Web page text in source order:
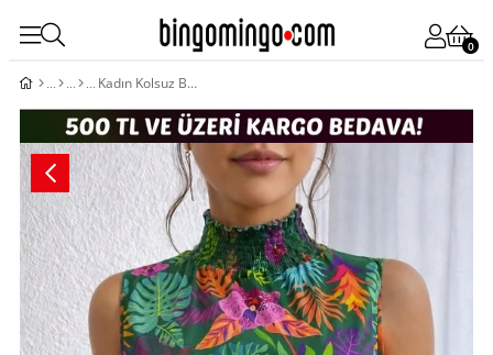
0
Kadın Kolsuz Balıkçı Yaka Desenli Süprem Bluz